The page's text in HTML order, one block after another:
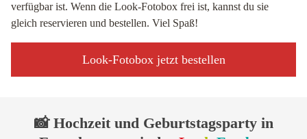
verfügbar ist. Wenn die Look-Fotobox frei ist, kannst du sie
gleich reservieren und bestellen. Viel Spaß!
Look-Fotobox jetzt bestellen
📸 Hochzeit und Geburtstagsparty in